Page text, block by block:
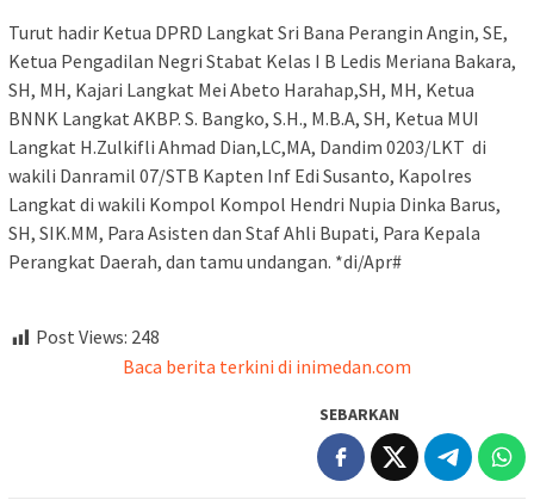
Turut hadir Ketua DPRD Langkat Sri Bana Perangin Angin, SE,
Ketua Pengadilan Negri Stabat Kelas I B Ledis Meriana Bakara,
SH, MH, Kajari Langkat Mei Abeto Harahap,SH, MH, Ketua
BNNK Langkat AKBP. S. Bangko, S.H., M.B.A, SH, Ketua MUI
Langkat H.Zulkifli Ahmad Dian,LC,MA, Dandim 0203/LKT di
wakili Danramil 07/STB Kapten Inf Edi Susanto, Kapolres
Langkat di wakili Kompol Kompol Hendri Nupia Dinka Barus,
SH, SIK.MM, Para Asisten dan Staf Ahli Bupati, Para Kepala
Perangkat Daerah, dan tamu undangan. *di/Apr#
Post Views: 248
Baca berita terkini di inimedan.com
SEBARKAN